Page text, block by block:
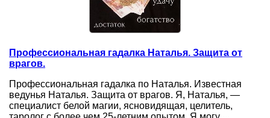
Профессиональная гадалка Наталья. Защита от
врагов.
Профессиональная гадалка по Наталья. Известная
ведунья Наталья. Защита от врагов. Я, Наталья, —
специалист белой магии, ясновидящая, целитель,